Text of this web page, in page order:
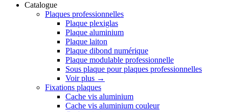
Catalogue
Plaques professionnelles
Plaque plexiglas
Plaque aluminium
Plaque laiton
Plaque dibond numérique
Plaque modulable professionnelle
Sous plaque pour plaques professionnelles
Voir plus →
Fixations plaques
Cache vis aluminium
Cache vis aluminium couleur